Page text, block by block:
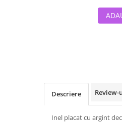
Descriere Review-
Inel placat cu argint